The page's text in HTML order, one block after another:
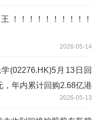
！！！！！！！！！！
2026-05-14
(02276.HK)5月13日回
，年内累计回购2.68亿港
2026-05-13